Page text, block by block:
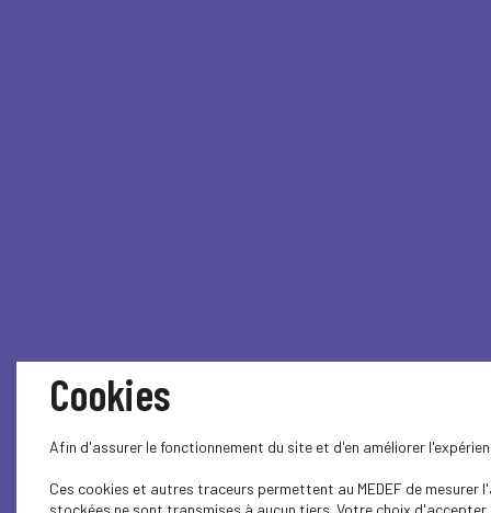
Cookies
Afin d'assurer le fonctionnement du site et d'en améliorer
Ces cookies et autres traceurs permettent au MEDEF de
stockées ne sont transmises à aucun tiers. Votre choix